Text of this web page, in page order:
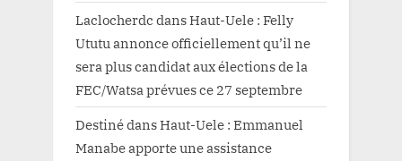
Laclocherdc dansHaut-Uele : Felly
Ututu annonce officiellement qu’il ne
sera plus candidat aux élections de la
FEC/Watsa prévues ce 27 septembre
DestinédansHaut-Uele : Emmanuel
Manabe apporte une assistance